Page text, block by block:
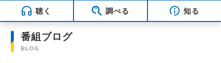
聴く 調べる 知る
番組ブログ
BLOG